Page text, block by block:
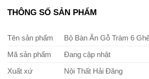
THÔNG SỐ SẢN PHẨM
Tên sản phẩm
Bộ Bàn Ăn Gỗ Tràm 6
Mã sản phẩm
Đang cập nhật
Xuất xứ
Nội Thất Hải Đăng